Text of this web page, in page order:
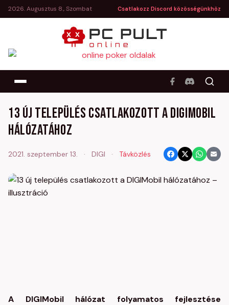
2026. Augusztus 8., Szombat Csatlakozz Discord közösségünkhöz
13 új település csatlakozott a DIGIMobil
hálózatához
2021. szeptember 13. · DIGI · Távközlés
A DIGIMobil hálózat folyamatos fejlesztése